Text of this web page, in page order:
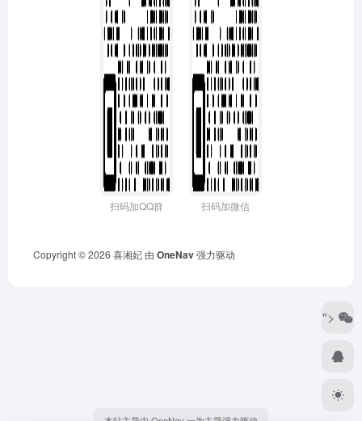
扫码加QQ群 扫码加微信
Copyright © 2026 喜湘妃 由 OneNav强力驱动
">